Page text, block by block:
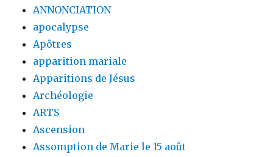
ANNONCIATION
apocalypse
Apôtres
apparition mariale
Apparitions de Jésus
Archéologie
ARTS
Ascension
Assomption de Marie le 15 août